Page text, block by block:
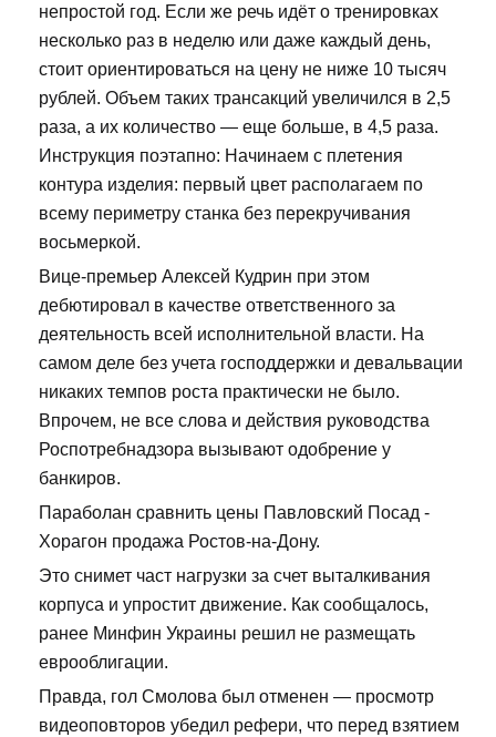
непростой год. Если же речь идёт о тренировках
несколько раз в неделю или даже каждый день,
стоит ориентироваться на цену не ниже 10 тысяч
рублей. Объем таких трансакций увеличился в 2,5
раза, а их количество — еще больше, в 4,5 раза.
Инструкция поэтапно: Начинаем с плетения
контура изделия: первый цвет располагаем по
всему периметру станка без перекручивания
восьмеркой.
Вице-премьер Алексей Кудрин при этом
дебютировал в качестве ответственного за
деятельность всей исполнительной власти. На
самом деле без учета господдержки и девальвации
никаких темпов роста практически не было.
Впрочем, не все слова и действия руководства
Роспотребнадзора вызывают одобрение у
банкиров.
Параболан сравнить цены Павловский Посад -
Хорагон продажа Ростов-на-Дону.
Это снимет част нагрузки за счет выталкивания
корпуса и упростит движение. Как сообщалось,
ранее Минфин Украины решил не размещать
еврооблигации.
Правда, гол Смолова был отменен — просмотр
видеоповторов убедил рефери, что перед взятием